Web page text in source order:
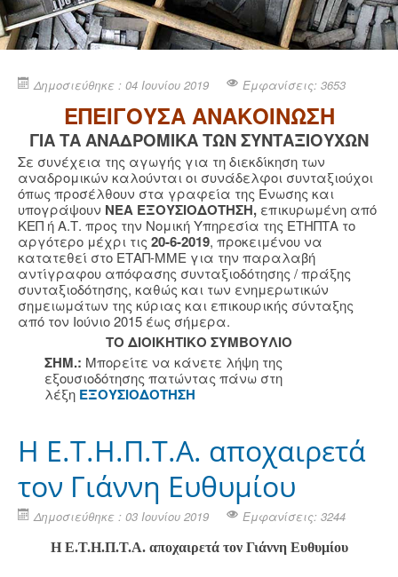
Δημοσιεύθηκε : 04 Ιουνίου 2019 Εμφανίσεις: 3653
EΠΕΙΓΟΥΣΑ ΑΝΑΚΟΙΝΩΣΗ
ΓΙΑ ΤΑ ΑΝΑΔΡΟΜΙΚΑ ΤΩΝ ΣΥΝΤΑΞΙΟΥΧΩΝ
Σε συνέχεια της αγωγής για τη διεκδίκηση των
αναδρομικών καλούνται οι συνάδελφοι συνταξιούχοι
όπως προσέλθουν στα γραφεία της Ένωσης και
υπογράψουν ΝΕΑ ΕΞΟΥΣΙΟΔΟΤΗΣΗ, επικυρωμένη από
ΚΕΠ ή Α.Τ. προς την Νομική Υπηρεσία της ΕΤΗΠΤΑ το
αργότερο μέχρι τις 20-6-2019, προκειμένου να
κατατεθεί στο ΕΤΑΠ-ΜΜΕ για την παραλαβή
αντίγραφου απόφασης συνταξιοδότησης / πράξης
συνταξιοδότησης, καθώς και των ενημερωτικών
σημειωμάτων της κύριας και επικουρικής σύνταξης
από τον Ιούνιο 2015 έως σήμερα.
ΤΟ ΔΙΟΙΚΗΤΙΚΟ ΣΥΜΒΟΥΛΙΟ
ΣΗΜ.: Μπορείτε να κάνετε λήψη της
εξουσιοδότησης πατώντας πάνω στη
λέξη ΕΞΟΥΣΙΟΔΟΤΗΣΗ
Η Ε.Τ.Η.Π.Τ.Α. αποχαιρετά
τον Γιάννη Ευθυμίου
Δημοσιεύθηκε : 03 Ιουνίου 2019 Εμφανίσεις: 3244
Η Ε.Τ.Η.Π.Τ.Α. αποχαιρετά τον Γιάννη Ευθυμίου